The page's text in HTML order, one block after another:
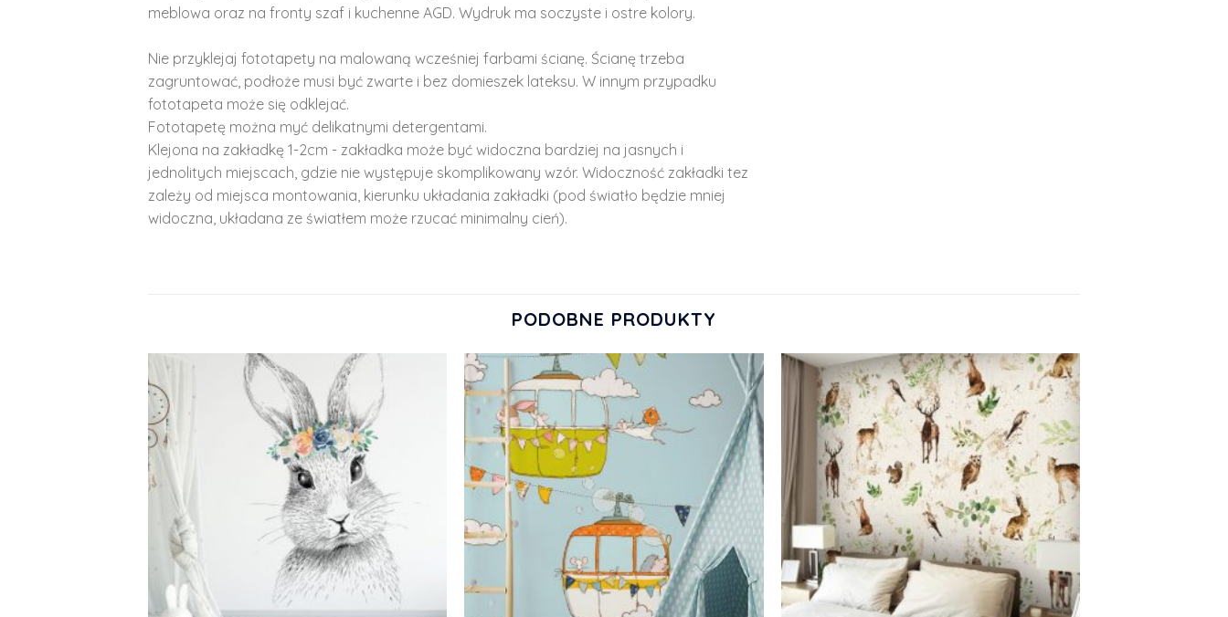
meblowa oraz na fronty szaf i kuchenne AGD. Wydruk ma soczyste i ostre kolory.
Nie przyklejaj fototapety na malowaną wcześniej farbami ścianę. Ścianę trzeba
zagruntować, podłoże musi być zwarte i bez domieszek lateksu. W innym przypadku
fototapeta może się odklejać.
Fototapetę można myć delikatnymi detergentami.
Klejona na zakładkę 1-2cm - zakładka może być widoczna bardziej na jasnych i
jednolitych miejscach, gdzie nie występuje skomplikowany wzór. Widoczność zakładki tez
zależy od miejsca montowania, kierunku układania zakładki (pod światło będzie mniej
widoczna, układana ze światłem może rzucać minimalny cień).
PODOBNE PRODUKTY